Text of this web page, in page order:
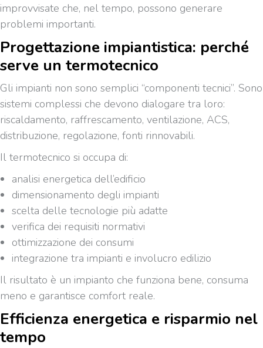
improvvisate che, nel tempo, possono generare
problemi importanti.
Progettazione impiantistica: perché
serve un termotecnico
Gli impianti non sono semplici “componenti tecnici”. Sono
sistemi complessi che devono dialogare tra loro:
riscaldamento, raffrescamento, ventilazione, ACS,
distribuzione, regolazione, fonti rinnovabili.
Il termotecnico si occupa di:
analisi energetica dell’edificio
dimensionamento degli impianti
scelta delle tecnologie più adatte
verifica dei requisiti normativi
ottimizzazione dei consumi
integrazione tra impianti e involucro edilizio
Il risultato è un impianto che funziona bene, consuma
meno e garantisce comfort reale.
Efficienza energetica e risparmio nel
tempo